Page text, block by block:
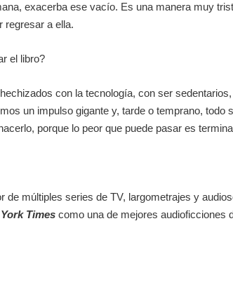
exacerba ese vacío. Es una manera muy
regresar a ella.
el libro?
con la tecnología, con ser
un impulso gigante y, tarde o temprano,
porque lo peor que puede pasar es
de múltiples series de TV, largometrajes y
Times como una de mejores audioficciones